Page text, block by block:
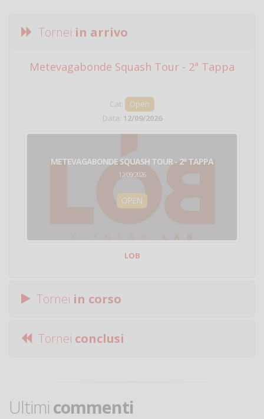
Tornei in arrivo
Metevagabonde Squash Tour - 2ª Tappa
Cat:
Open
Data: 12/09/2026
METEVAGABONDE SQUASH TOUR - 2ª TAPPA
12/09/2026
OPEN
LOB
Tornei in corso
Tornei conclusi
Ultimi commenti